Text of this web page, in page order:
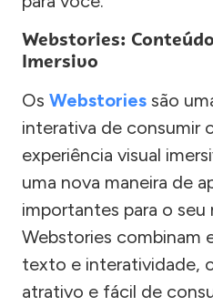
Webstories:
Imersivo
Os Webstories são
interativa de consumir
experiência visual
uma nova maneira de
importantes para o seu
Webstories combinam
texto e interatividade,
atrativo e fácil de